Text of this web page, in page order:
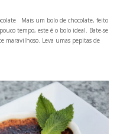
Mais um bolo de chocolate, feito
tempo, este é o bolo ideal. Bate-se
maravilhoso. Leva umas pepitas de